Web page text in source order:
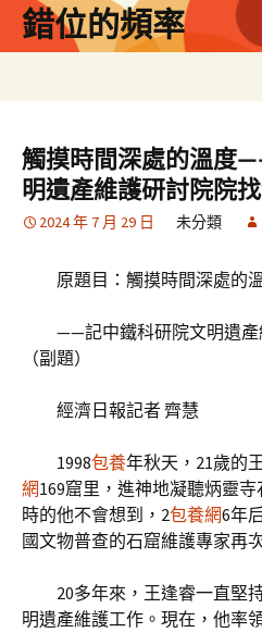
錯位的頻率
觸摸時間深處的溫度
明遺產維護研討院院
2024 年 7 月 29 日 未分類
原題目：觸摸時間深處的
——記中鐵科研院文明遺
（副題）
經濟日報記者 齊慧
1998包養年秋天，21歲的
網169窟里，進神地凝聽炳靈
時的他不會想到，2包養網6年
國文物普查的石窟維護專家再
20多年來，王逢睿一直堅
明遺產維護工作。現在，他率